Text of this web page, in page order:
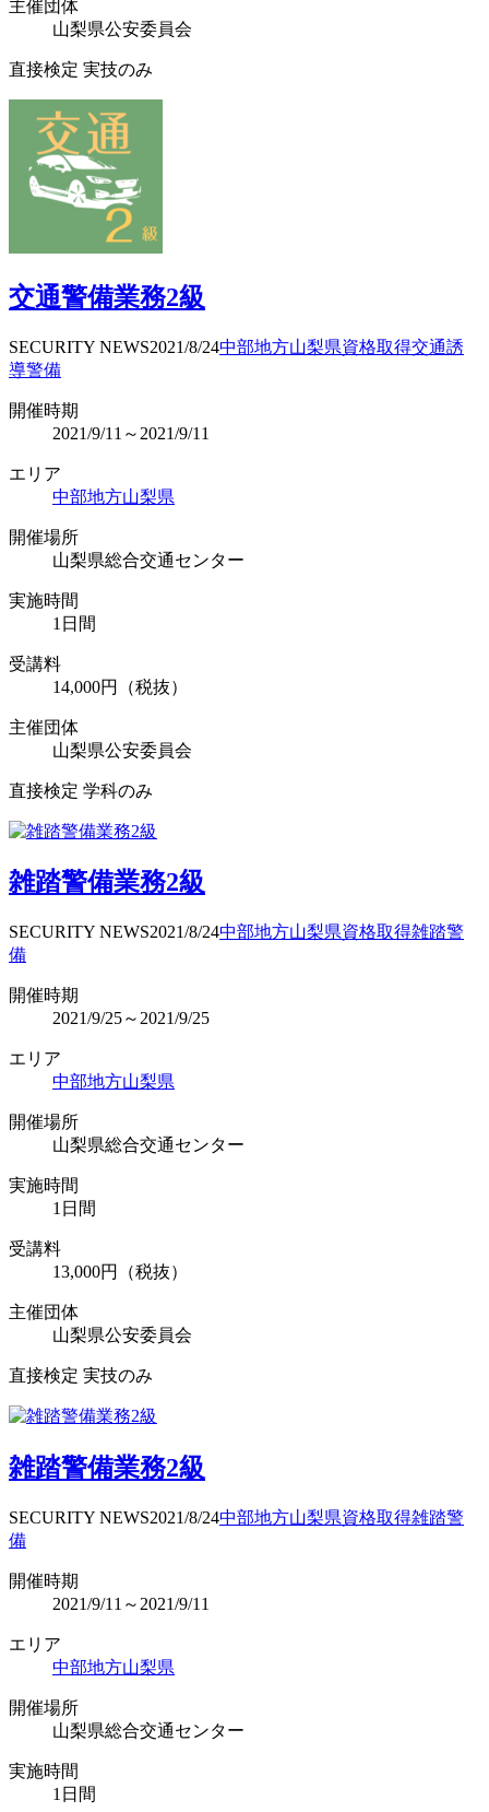
主催団体
山梨県公安委員会
直接検定 実技のみ
交通警備業務2級
SECURITY NEWS2021/8/24中部地方山梨県資格取得交通誘
導警備
開催時期
2021/9/11～2021/9/11
エリア
中部地方山梨県
開催場所
山梨県総合交通センター
実施時間
1日間
受講料
14,000円（税抜）
主催団体
山梨県公安委員会
直接検定 学科のみ
雑踏警備業務2級
SECURITY NEWS2021/8/24中部地方山梨県資格取得雑踏警
備
開催時期
2021/9/25～2021/9/25
エリア
中部地方山梨県
開催場所
山梨県総合交通センター
実施時間
1日間
受講料
13,000円（税抜）
主催団体
山梨県公安委員会
直接検定 実技のみ
雑踏警備業務2級
SECURITY NEWS2021/8/24中部地方山梨県資格取得雑踏警
備
開催時期
2021/9/11～2021/9/11
エリア
中部地方山梨県
開催場所
山梨県総合交通センター
実施時間
1日間